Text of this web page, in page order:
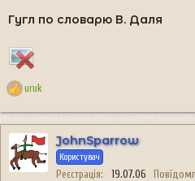
Гугл по словарю В. Даля
Р
а
к
ц
uruk
JohnSparrow
Користувач
Реєстрація 19.07.06